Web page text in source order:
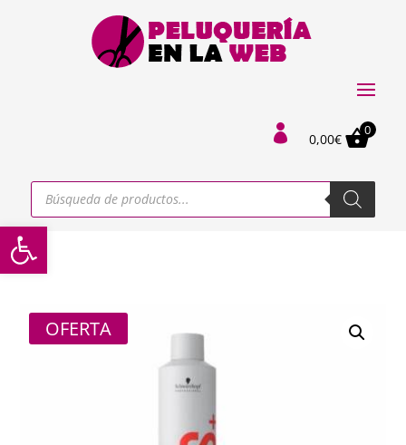
Abrir barra de herramientas
 0,00€
0
Búsqueda
productos
OFERTA